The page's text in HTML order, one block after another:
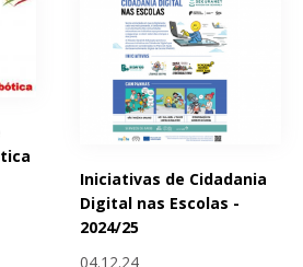
Iniciativas de Cidadania
Digital nas Escolas -
2024/25
04.12.24